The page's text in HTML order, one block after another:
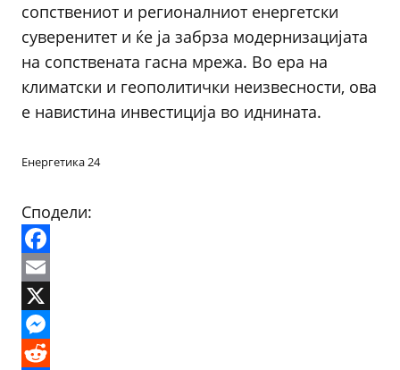
сопствениот и регионалниот енергетски
суверенитет и ќе ја забрза модернизацијата
на сопствената гасна мрежа. Во ера на
климатски и геополитички неизвесности, ова
е навистина инвестиција во иднината.
Енергетика 24
Сподели:
Facebook
Email
X
Messenger